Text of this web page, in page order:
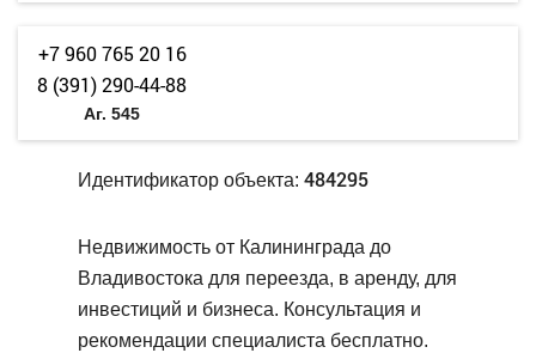
+7 960 765 20 16
8 (391) 290-44-88
Аг. 545
Идентификатор объекта: 484295
Недвижимость от Калининграда до
Владивостока для переезда, в аренду, для
инвестиций и бизнеса. Консультация и
рекомендации специалиста бесплатно.